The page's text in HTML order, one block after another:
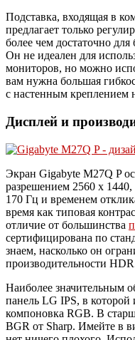
Подставка, входящая в
предлагает только
более чем достаточно
Он не идеален для
мониторов, но можно
вам нужна большая
с настенным креплением
Дисплей и
Экран Gigabyte M27Q P
разрешением 2560 x
170 Гц и временем
время как типовая
отличие от большинства
сертифицирована по
знаем, насколько он
производительности
Наиболее значительным
панель LG IPS, в которой
компоновка RGB. В
BGR от Sharp. Имейте в